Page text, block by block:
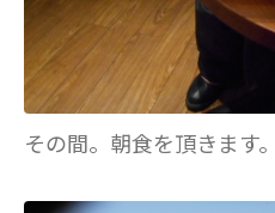
その間。朝食を頂きます。